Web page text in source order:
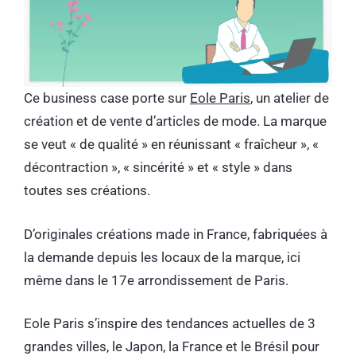
Ce business case porte sur Eole Paris, un atelier de
création et de vente d’articles de mode. La marque
se veut « de qualité » en réunissant « fraîcheur », «
décontraction », « sincérité » et « style » dans
toutes ses créations.
D’originales créations made in France, fabriquées à
la demande depuis les locaux de la marque, ici
même dans le 17e arrondissement de Paris.
Eole Paris s’inspire des tendances actuelles de 3
grandes villes, le Japon, la France et le Brésil pour